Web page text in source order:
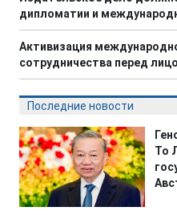
дипломатии и
Активизация
сотрудничества перед
Последние новости
То